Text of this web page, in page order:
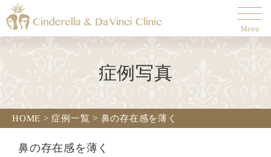
Menu
症例写真
HOME >症例一覧 > 鼻の存在感を薄く
鼻の存在感を薄く